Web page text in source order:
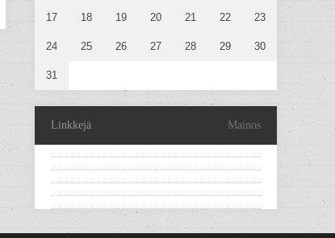
17 18 19 20 21 22 23
24 25 26 27 28 29 30
31
Linkkejä Mainos